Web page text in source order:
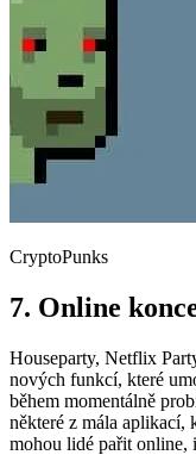
CryptoPunks
7. Online
Houseparty, Netflix
nových funkcí, které
během momentálně
některé z mála aplikací,
mohou lidé pařit online,